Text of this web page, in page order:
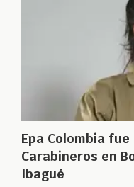
Epa Colombia
Carabineros en
Ibagué